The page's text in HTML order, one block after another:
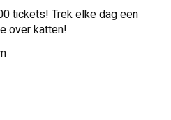
tickets! Trek elke dag een
over katten!